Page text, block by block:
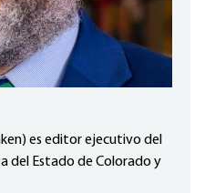
es editor ejecutivo del
del Estado de Colorado y